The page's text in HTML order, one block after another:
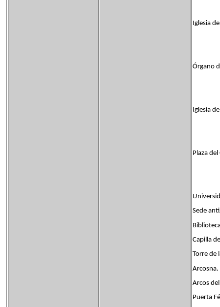
Iglesia
Órgano
Iglesia
Plaza
Sede
Capilla
Torre de
Arcosna.
Arcos
Puerta